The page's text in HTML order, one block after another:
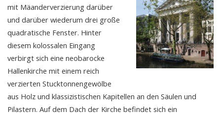
mit Mäanderverzierung darüber
und darüber wiederum drei große
quadratische Fenster. Hinter
diesem kolossalen Eingang
verbirgt sich eine neobarocke
Hallenkirche mit einem reich
verzierten Stucktonnengewölbe
aus Holz und klassizistischen Kapitellen an den Säulen und
Pilastern. Auf dem Dach der Kirche befindet sich ein